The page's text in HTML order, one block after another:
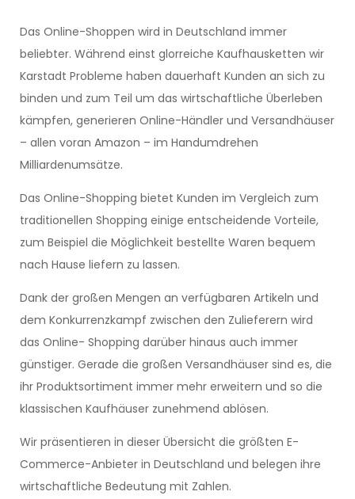
Das Online-Shoppen wird in Deutschland immer
beliebter. Während einst glorreiche Kaufhausketten wir
Karstadt Probleme haben dauerhaft Kunden an sich zu
binden und zum Teil um das wirtschaftliche Überleben
kämpfen, generieren Online-Händler und Versandhäuser
– allen voran Amazon – im Handumdrehen
Milliardenumsätze.
Das Online-Shopping bietet Kunden im Vergleich zum
traditionellen Shopping einige entscheidende Vorteile,
zum Beispiel die Möglichkeit bestellte Waren bequem
nach Hause liefern zu lassen.
Dank der großen Mengen an verfügbaren Artikeln und
dem Konkurrenzkampf zwischen den Zulieferern wird
das Online- Shopping darüber hinaus auch immer
günstiger. Gerade die großen Versandhäuser sind es, die
ihr Produktsortiment immer mehr erweitern und so die
klassischen Kaufhäuser zunehmend ablösen.
Wir präsentieren in dieser Übersicht die größten E-
Commerce-Anbieter in Deutschland und belegen ihre
wirtschaftliche Bedeutung mit Zahlen.